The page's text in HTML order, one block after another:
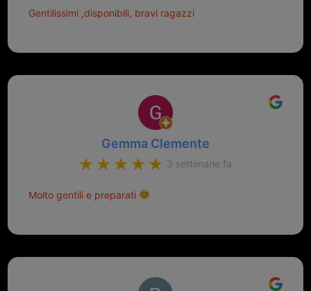
Gentilissimi ,disponibili, bravi ragazzi
Gemma Clemente
3 settimane fa
Molto gentili e preparati